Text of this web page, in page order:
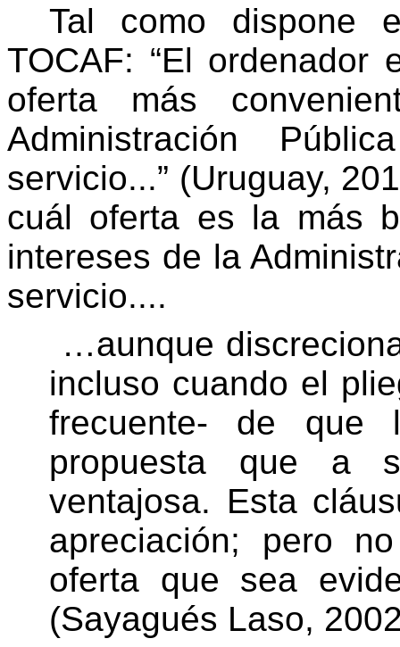
Tal como dispone
TOCAF: “El ordenador
oferta más
Administración
servicio...” (Uruguay,
cuál oferta es la más
intereses de la
servicio....
…aunque
incluso cuando el
frecuente- de que
propuesta que a
ventajosa. Esta
apreciación; pero
oferta que sea
(Sayagués Laso,